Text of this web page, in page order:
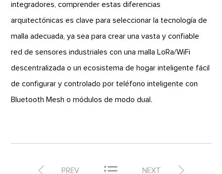
integradores, comprender estas diferencias
arquitectónicas es clave para seleccionar la tecnología de
malla adecuada, ya sea para crear una vasta y confiable
red de sensores industriales con una malla LoRa/WiFi
descentralizada o un ecosistema de hogar inteligente fácil
de configurar y controlado por teléfono inteligente con
Bluetooth Mesh o módulos de modo dual.
 PREV  
NEXT